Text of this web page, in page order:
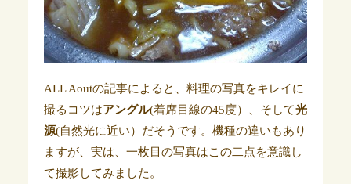
ALL Aoutの記事によると、料理の写真をキレイに
撮るコツはアングル(着席目線の45度）、そして光
源(自然光に近い）だそうです。機種の違いもあり
ますが、実は、一枚目の写真はこの二点を意識し
て撮影してみました。